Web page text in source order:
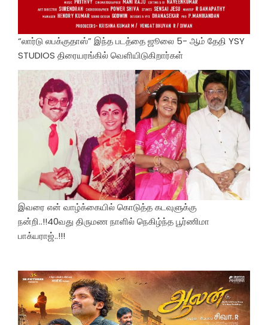
“லார்டு லபக்குதாஸ்” இந்த படத்தை ஜூலை 5- ஆம் தேதி YSY
STUDIOS திரையரங்கில் வெளியிடுகிறார்கள்
இவரை என் வாழ்க்கையில் கொடுத்த கடவுளுக்கு
நன்றி..!!40வது திருமண நாளில் நெகிழ்ந்த பூர்ணிமா
பாக்யராஜ்..!!!